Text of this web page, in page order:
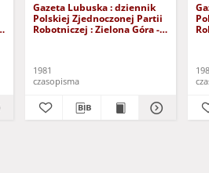
Gazeta Lubuska : dziennik
Polskiej Zjednoczonej Partii
Robotniczej : Zielona Góra -
1981
czasopisma